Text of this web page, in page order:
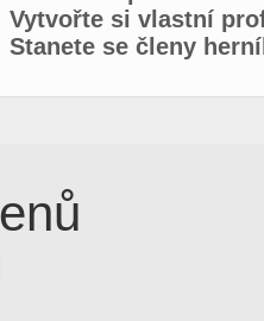
Vytvořte si vlastní
Stanete se členy